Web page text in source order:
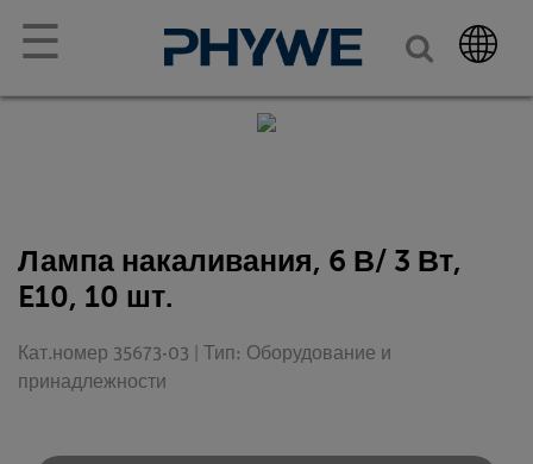
☰
Лампа накаливания, 6 В/ 3 Вт,
E10, 10 шт.
Кат.номер 35673-03 | Тип: Оборудование и
принадлежности